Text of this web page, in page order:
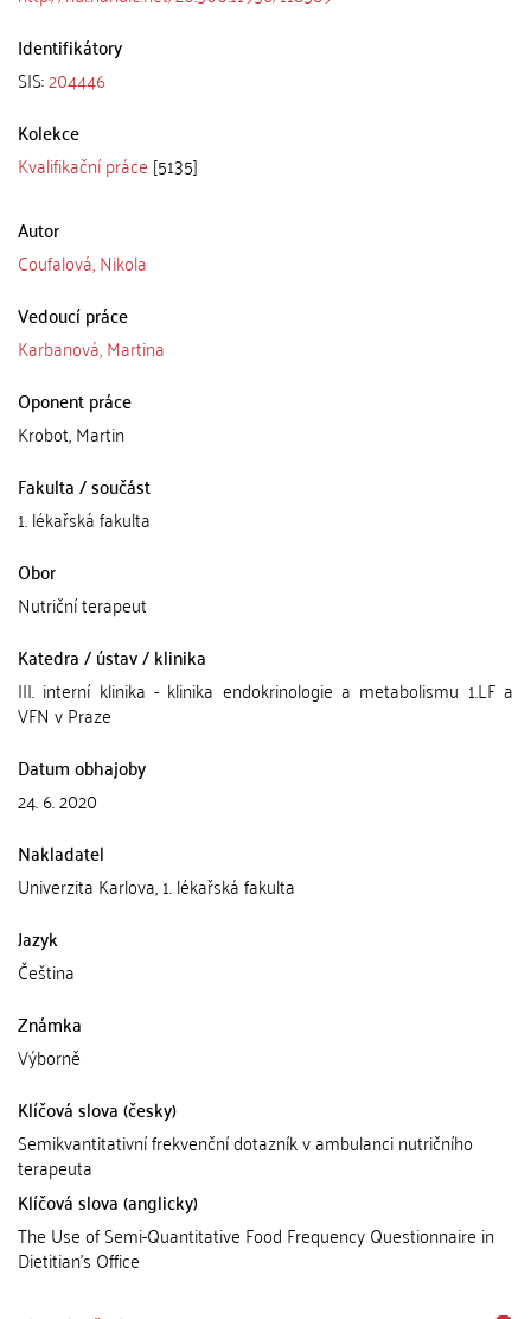
Identifikátory
SIS:204446
Kolekce
Kvalifikační práce [5135]
Autor
Coufalová, Nikola
Vedoucí práce
Karbanová, Martina
Oponent práce
Krobot, Martin
Fakulta / součást
1. lékařská fakulta
Obor
Nutriční terapeut
Katedra / ústav / klinika
III. interní klinika - klinika endokrinologie a metabolismu 1.LF a
VFN v Praze
Datum obhajoby
24. 6. 2020
Nakladatel
Univerzita Karlova, 1. lékařská fakulta
Jazyk
Čeština
Známka
Výborně
Klíčová slova (česky)
Semikvantitativní frekvenční dotazník v ambulanci nutričního
terapeuta
Klíčová slova (anglicky)
The Use of Semi-Quantitative Food Frequency Questionnaire in
Dietitian's Office